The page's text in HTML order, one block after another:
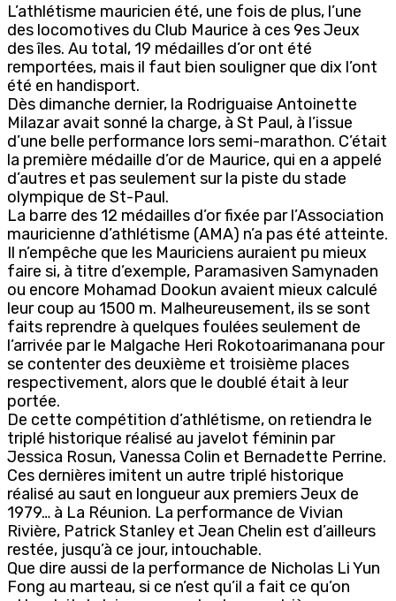
L’athlétisme mauricien été, une fois de plus, l’une
des locomotives du Club Maurice à ces 9es Jeux
des îles. Au total, 19 médailles d’or ont été
remportées, mais il faut bien souligner que dix l’ont
été en handisport.
Dès dimanche dernier, la Rodriguaise Antoinette
Milazar avait sonné la charge, à St Paul, à l’issue
d’une belle performance lors semi-marathon. C’était
la première médaille d’or de Maurice, qui en a appelé
d’autres et pas seulement sur la piste du stade
olympique de St-Paul.
La barre des 12 médailles d’or fixée par l’Association
mauricienne d’athlétisme (AMA) n’a pas été atteinte.
Il n’empêche que les Mauriciens auraient pu mieux
faire si, à titre d’exemple, Paramasiven Samynaden
ou encore Mohamad Dookun avaient mieux calculé
leur coup au 1500 m. Malheureusement, ils se sont
faits reprendre à quelques foulées seulement de
l’arrivée par le Malgache Heri Rokotoarimanana pour
se contenter des deuxième et troisième places
respectivement, alors que le doublé était à leur
portée.
De cette compétition d’athlétisme, on retiendra le
triplé historique réalisé au javelot féminin par
Jessica Rosun, Vanessa Colin et Bernadette Perrine.
Ces dernières imitent un autre triplé historique
réalisé au saut en longueur aux premiers Jeux de
1979… à La Réunion. La performance de Vivian
Rivière, Patrick Stanley et Jean Chelin est d’ailleurs
restée, jusqu’à ce jour, intouchable.
Que dire aussi de la performance de Nicholas Li Yun
Fong au marteau, si ce n’est qu’il a fait ce qu’on